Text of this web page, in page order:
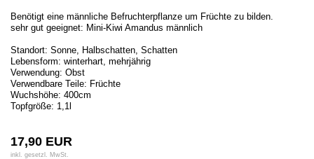
Benötigt eine männliche Befruchterpflanze um Früchte zu bilden.
sehr gut geeignet: Mini-Kiwi Amandus männlich
Standort: Sonne, Halbschatten, Schatten
Lebensform: winterhart, mehrjährig
Verwendung: Obst
Verwendbare Teile: Früchte
Wuchshöhe: 400cm
Topfgröße: 1,1l
17,90 EUR
inkl. gesetzl. MwSt.